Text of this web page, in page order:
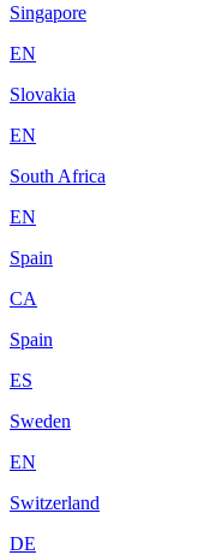
Singapore
EN
Slovakia
EN
South Africa
EN
Spain
CA
Spain
ES
Sweden
EN
Switzerland
DE